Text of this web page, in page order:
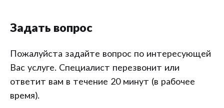
Задать вопрос
Пожалуйста задайте вопрос по интересующей
Вас услуге. Специалист перезвонит или
ответит вам в течение 20 минут (в рабочее
время).